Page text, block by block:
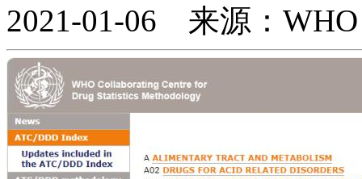
2021-01-06 来源：